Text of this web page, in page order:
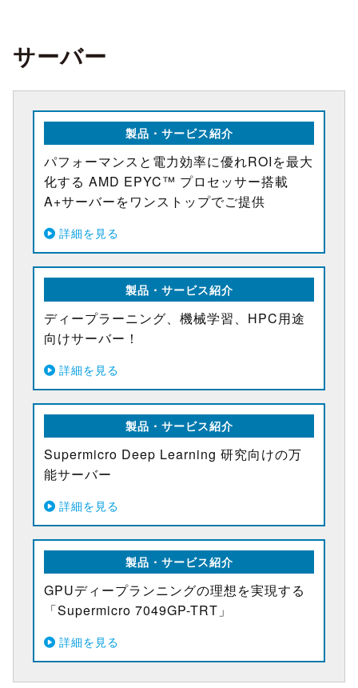
サーバー
製品・サービス紹介
パフォーマンスと電力効率に優れROIを最大
化する AMD EPYC™ プロセッサー搭載
A+サーバーをワンストップでご提供
詳細を見る
製品・サービス紹介
ディープラーニング、機械学習、HPC用途
向けサーバー！
詳細を見る
製品・サービス紹介
Supermicro Deep Learning 研究向けの万
能サーバー
詳細を見る
製品・サービス紹介
GPUディープランニングの理想を実現する
「Supermicro 7049GP-TRT」
詳細を見る